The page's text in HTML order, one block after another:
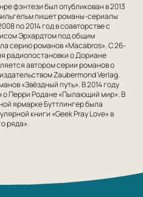
фэнтези был опубликован в 2013
пишет романы-сериалы
по 2014 год в соавторстве с
Эрхардтом под общим
серию романов«Macabros». С 26-
радиопостановки о Дориане
автором серии романов о
Zaubermond Verlag.
«Звёздный путь». В 2014 году
о Перри Родане «Пылающий мир». В
ярмарке Буттлингер была
книги «Geek Pray Love» в
ряда».